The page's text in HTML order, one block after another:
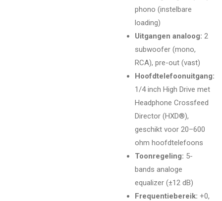
phono (instelbare
loading)
Uitgangen analoog: 2
subwoofer (mono,
RCA), pre-out (vast)
Hoofdtelefoonuitgang:
1/4 inch High Drive met
Headphone Crossfeed
Director (HXD®),
geschikt voor 20–600
ohm hoofdtelefoons
Toonregeling: 5-
bands analoge
equalizer (±12 dB)
Frequentiebereik: +0,